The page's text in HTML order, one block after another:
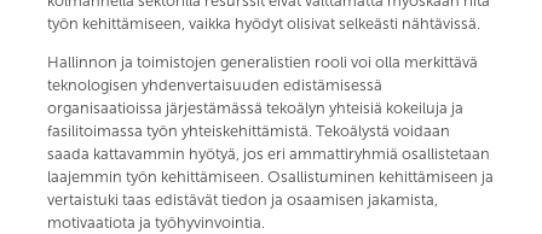
työn kehittämiseen, vaikka hyödyt olisivat selkeästi nähtävissä.
Hallinnon ja toimistojen generalistien rooli voi olla merkittävä
teknologisen yhdenvertaisuuden edistämisessä
organisaatioissa järjestämässä tekoälyn yhteisiä kokeiluja ja
fasilitoimassa työn yhteiskehittämistä. Tekoälystä voidaan
saada kattavammin hyötyä, jos eri ammattiryhmiä osallistetaan
laajemmin työn kehittämiseen. Osallistuminen kehittämiseen ja
vertaistuki taas edistävät tiedon ja osaamisen jakamista,
motivaatiota ja työhyvinvointia.